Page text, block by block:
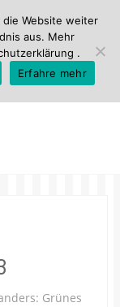
Grünes
Website weiter
aus. Mehr
.
Erfahre mehr